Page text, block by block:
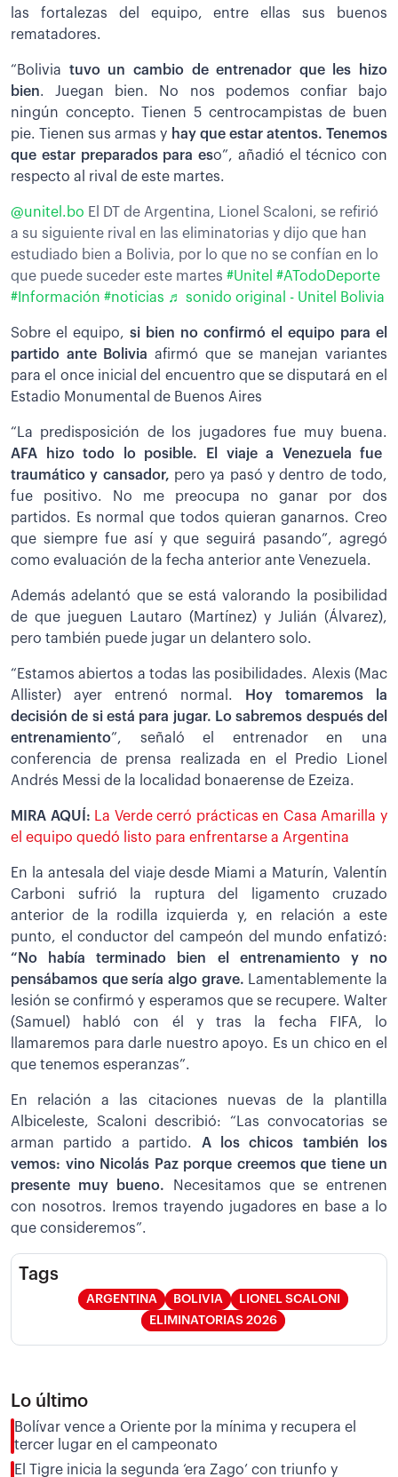
las fortalezas del equipo, entre ellas sus buenos
rematadores.
“Bolivia tuvo un cambio de entrenador que les hizo
bien. Juegan bien. No nos podemos confiar bajo
ningún concepto. Tienen 5 centrocampistas de buen
pie. Tienen sus armas y hay que estar atentos. Tenemos
que estar preparados para eso”, añadió el técnico con
respecto al rival de este martes.
@unitel.bo El DT de Argentina, Lionel Scaloni, se refirió
a su siguiente rival en las eliminatorias y dijo que han
estudiado bien a Bolivia, por lo que no se confían en lo
que puede suceder este martes #Unitel #ATodoDeporte
#Información #noticias ♬ sonido original - Unitel Bolivia
Sobre el equipo, si bien no confirmó el equipo para el
partido ante Bolivia afirmó que se manejan variantes
para el once inicial del encuentro que se disputará en el
Estadio Monumental de Buenos Aires
“La predisposición de los jugadores fue muy buena.
AFA hizo todo lo posible. El viaje a Venezuela fue
traumático y cansador, pero ya pasó y dentro de todo,
fue positivo. No me preocupa no ganar por dos
partidos. Es normal que todos quieran ganarnos. Creo
que siempre fue así y que seguirá pasando”, agregó
como evaluación de la fecha anterior ante Venezuela.
Además adelantó que se está valorando la posibilidad
de que jueguen Lautaro (Martínez) y Julián (Álvarez),
pero también puede jugar un delantero solo.
“Estamos abiertos a todas las posibilidades. Alexis (Mac
Allister) ayer entrenó normal.
Hoy tomaremos la
decisión de si está para jugar. Lo sabremos después del
entrenamiento”, señaló el entrenador en una
conferencia de prensa realizada en el Predio Lionel
Andrés Messi de la localidad bonaerense de Ezeiza.
MIRA AQUÍ: La Verde cerró prácticas en Casa Amarilla y
el equipo quedó listo para enfrentarse a Argentina
En la antesala del viaje desde Miami a Maturín, Valentín
Carboni sufrió la ruptura del ligamento cruzado
anterior de la rodilla izquierda y, en relación a este
punto, el conductor del campeón del mundo enfatizó:
“No había terminado bien el entrenamiento y no
pensábamos que sería algo grave. Lamentablemente la
lesión se confirmó y esperamos que se recupere. Walter
(Samuel) habló con él y tras la fecha FIFA, lo
llamaremos para darle nuestro apoyo. Es un chico en el
que tenemos esperanzas”.
En relación a las citaciones nuevas de la plantilla
Albiceleste, Scaloni describió: “Las convocatorias se
arman partido a partido.
A los chicos también los
vemos: vino Nicolás Paz porque creemos que tiene un
presente muy bueno. Necesitamos que se entrenen
con nosotros. Iremos trayendo jugadores en base a lo
que consideremos”.
Tags
ARGENTINA BOLIVIA
LIONEL SCALONI
ELIMINATORIAS 2026
Lo último
Bolívar vence a Oriente por la mínima y recupera el
tercer lugar en el campeonato
El Tigre inicia la segunda ‘era Zago’ con triunfo y